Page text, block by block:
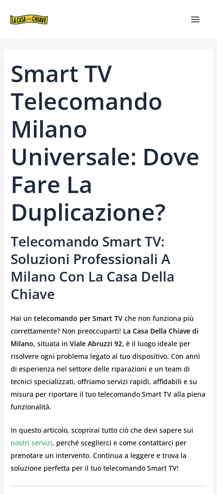
Smart TV
Telecomando
Milano
Universale: Dove
Fare La
Duplicazione?
Telecomando Smart TV:
Soluzioni Professionali A
Milano Con La Casa Della
Chiave
Hai un telecomando per Smart TVche non funziona più
correttamente? Non preoccuparti! La Casa Della Chiave di
Milano, situata in Viale Abruzzi 92, è il luogo ideale per
risolvere ogni problema legato al tuo dispositivo. Con anni
di esperienza nel settore delle riparazioni e un team di
tecnici specializzati, offriamo servizi rapidi, affidabili e su
misura per riportare il tuo telecomando Smart TV alla piena
funzionalità.
In questo articolo, scoprirai tutto ciò che devi sapere sui
nostri servizi, perché sceglierci e come contattarci per
prenotare un intervento. Continua a leggere e trova la
soluzione perfetta per il tuo telecomando Smart TV!
ARTICOLI